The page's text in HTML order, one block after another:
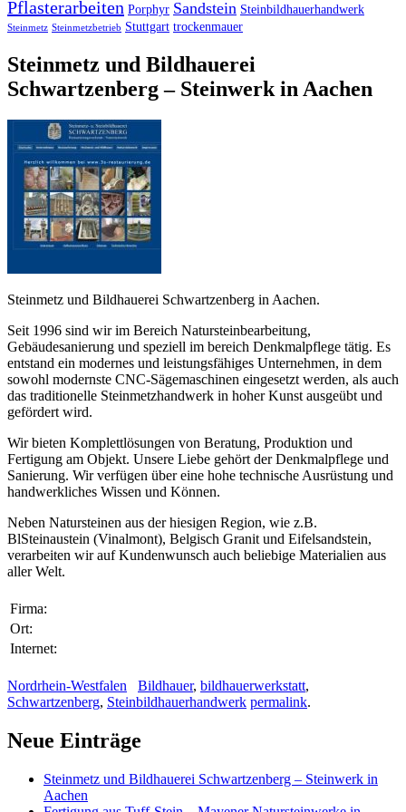
Pflasterarbeiten Porphyr Sandstein Steinbildhauerhandwerk
Steinmetz Steinmetzbetrieb Stuttgart trockenmauer
Steinmetz und Bildhauerei
Schwartzenberg – Steinwerk in Aachen
Steinmetz und Bildhauerei Schwartzenberg in Aachen.
Seit 1996 sind wir im Bereich Natursteinbearbeitung,
Gebäudesanierung und speziell im bereich Denkmalpflege tätig. Es
entstand ein modernes und leistungsfähiges Unternehmen, in dem
sowohl modernste CNC-Sägemaschinen eingesetzt werden, als auch
das traditionelle Steinmetzhandwerk in hoher Kunst ausgeübt und
gefördert wird.
Wir bieten Komplettlösungen von Beratung, Produktion und
Fertigung am Objekt. Unsere Liebe gehört der Denkmalpflege und
Sanierung. Wir verfügen über eine hohe technische Ausrüstung und
handwerkliches Wissen und Können.
Neben Natursteinen aus der hiesigen Region, wie z.B.
BlSteinaustein (Vinalmont), Belgisch Granit und Eifelsandstein,
verarbeiten wir auf Kundenwunsch auch beliebige Materialien aus
aller Welt.
Firma:
Ort:
Internet:
Nordrhein-Westfalen Bildhauer, bildhauerwerkstatt,
Schwartzenberg, Steinbildhauerhandwerk permalink.
Neue Einträge
Steinmetz und Bildhauerei Schwartzenberg – Steinwerk in
Aachen